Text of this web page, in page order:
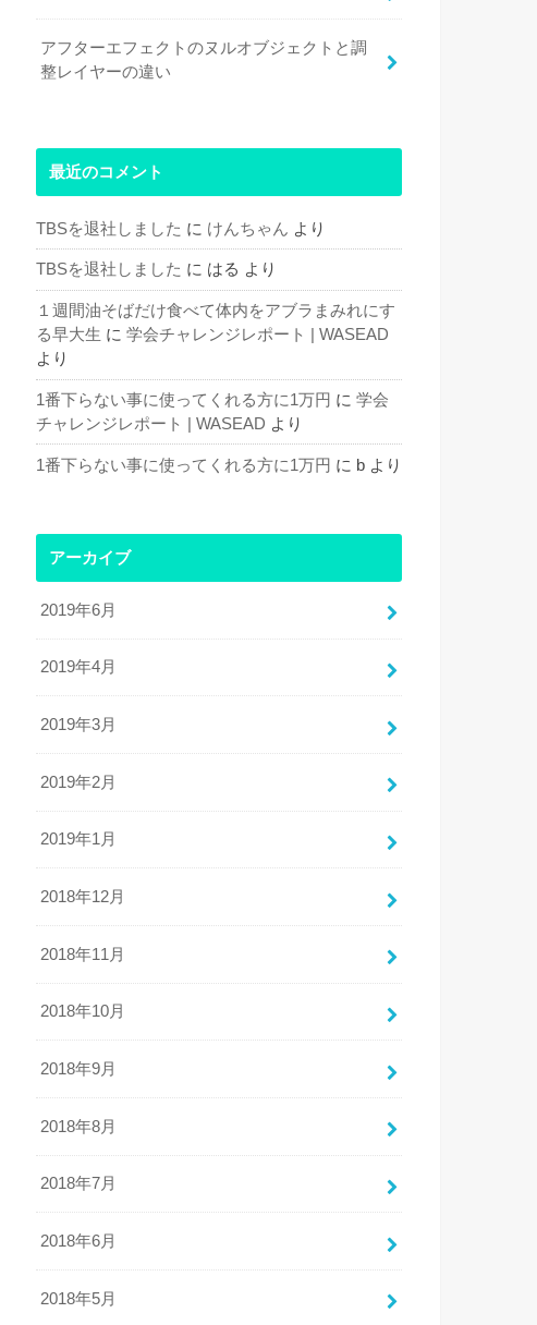
アフターエフェクトのヌルオブジェクトと調
整レイヤーの違い
最近のコメント
TBSを退社しました に けんちゃん より
TBSを退社しました に はる より
１週間油そばだけ食べて体内をアブラまみれにす
る早大生 に 学会チャレンジレポート | WASEAD
より
1番下らない事に使ってくれる方に1万円 に 学会
チャレンジレポート | WASEAD より
1番下らない事に使ってくれる方に1万円 に b より
アーカイブ
2019年6月
2019年4月
2019年3月
2019年2月
2019年1月
2018年12月
2018年11月
2018年10月
2018年9月
2018年8月
2018年7月
2018年6月
2018年5月